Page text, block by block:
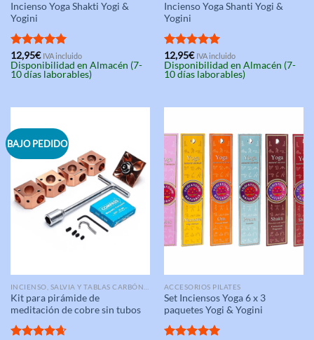
Incienso Yoga Shakti Yogi &
Yogini
Valorado
con5.00
de 5
12,95€ IVA incluido
Disponibilidad en Almacén (7-
10 días laborables)
Incienso Yoga Shanti Yogi &
Yogini
Valorado
con5.00
de 5
12,95€ IVA incluido
Disponibilidad en Almacén (7-
10 días laborables)
BAJO PEDIDO
Kit para pirámide de
meditación de cobre sin tubos
ACCESORIOS PILATES
Set Inciensos Yoga 6 x 3
paquetes Yogi & Yogini